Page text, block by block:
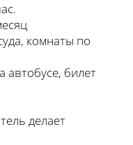
комнаты по
автобусе, билет
делает